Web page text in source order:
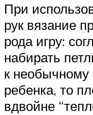
При
рук вязание
рода игру:
набирать
к
ребенка, то
вдвойне